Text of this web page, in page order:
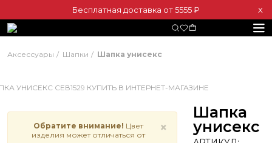
Бесплатная доставка от 5555 ₽ Х
Аксессуары Шапки Шапка унисекс
×
Обратите внимание! Цвет
изделия может отличаться от
Шапка
унисекс